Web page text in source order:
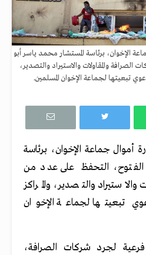
الإخوان، برئاسة المستشار محمد ياسر أبو
والمقاولات والاستيراد والتصدير،
تبعيتها لجماعة الإخوان المسلمين.
أموال جماعة الإخوان، برئاسة
الفتوح، التحفظ على عدد من
والاستيراد والتصدير، والمراكز
تبعيتها لجماعة الإخوان
لجرد شركات الصرافة،